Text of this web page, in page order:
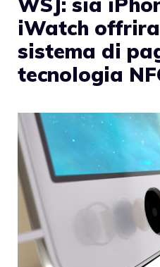
iWatch
sistema di
tecnologia